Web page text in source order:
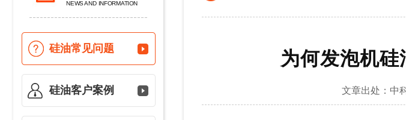
NEWS AND INFORMATION
硅油常见问题
硅油客户案例
为何发泡机硅
文章出处：中